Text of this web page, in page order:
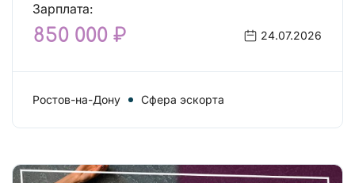
Зарплата:
850 000 ₽ 24.07.2026
Ростов-на-Дону Сфера эскорта